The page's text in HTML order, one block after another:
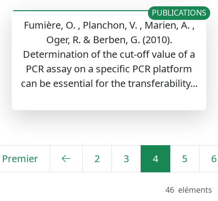
Fumière, O. , Planchon, V. , Marien, A. ,
Oger, R. & Berben, G. (2010).
Determination of the cut-off value of a
PCR assay on a specific PCR platform
can be essential for the transferability...
PUBLICATIONS
Premier 2 3 4 5 6
46 eléments